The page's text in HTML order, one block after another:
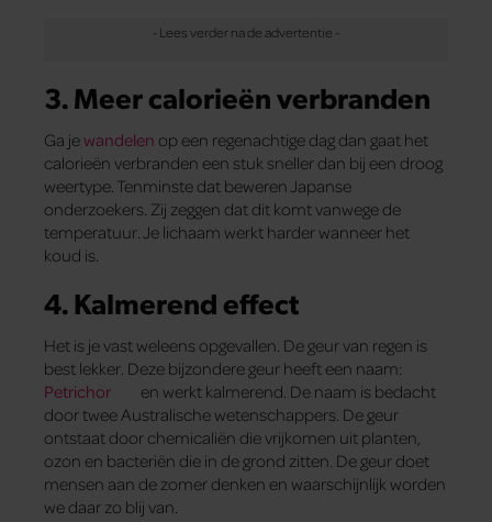
3. Meer calorieën verbranden
Ga je wandelen op een regenachtige dag dan gaat het
calorieën verbranden een stuk sneller dan bij een droog
weertype. Tenminste dat beweren Japanse
onderzoekers. Zij zeggen dat dit komt vanwege de
temperatuur. Je lichaam werkt harder wanneer het
koud is.
4. Kalmerend effect
Het is je vast weleens opgevallen. De geur van regen is
best lekker. Deze bijzondere geur heeft een naam:
Petrichor
en werkt kalmerend. De naam is bedacht
door twee Australische wetenschappers. De geur
ontstaat door chemicaliën die vrijkomen uit planten,
ozon en bacteriën die in de grond zitten. De geur doet
mensen aan de zomer denken en waarschijnlijk worden
we daar zo blij van.